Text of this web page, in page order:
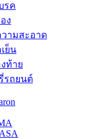
รค
ง
ามสะอาด
ย็น
ท้าย
รถยนต์